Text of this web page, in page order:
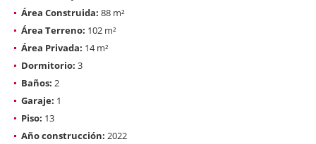
Área Construida: 88 m²
Área Terreno: 102 m²
Área Privada: 14 m²
Dormitorio: 3
Baños: 2
Garaje: 1
Piso: 13
Año construcción: 2022